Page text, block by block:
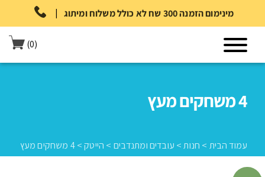
| מינימום הזמנה 300 שח לא כולל משלוח ומיתוג
(0)
4 משחקים מעץ
עמוד הבית > חנות> עובדים ומתנדבים > הייטק>4 משחקים מעץ